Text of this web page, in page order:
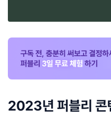
2023년 퍼블리 콘